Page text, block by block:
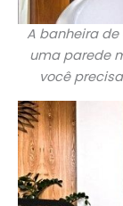
A banheira
uma parede
você